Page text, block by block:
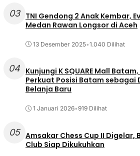
03
TNI Gendong 2 Anak Kembar,
Medan Rawan Longsor di Aceh
13 Desember 2025•1.040 Dilihat
04 Kunjungi K SQUARE Mall
Perkuat Posisi Batam sebagai
Belanja Baru
1 Januari 2026•919 Dilihat
05 Amsakar Chess Cup II Digelar,
Club Siap Dikukuhkan